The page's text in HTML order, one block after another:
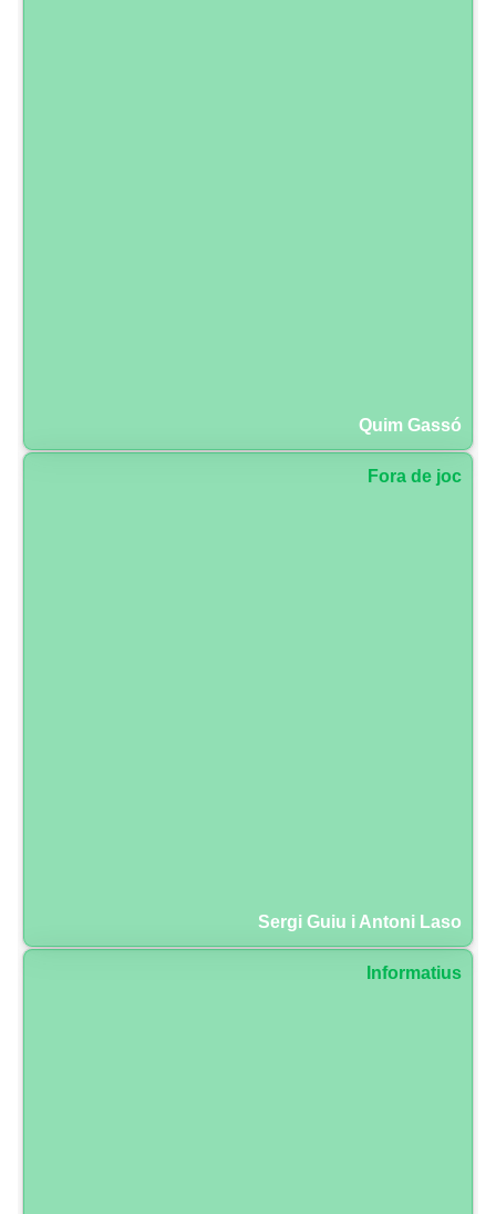
Quim Gassó
Fora de joc
Sergi Guiu i Antoni Laso
Informatius